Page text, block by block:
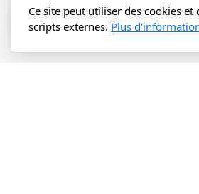
Ce site peut utiliser des cookies et
scripts externes. Plus